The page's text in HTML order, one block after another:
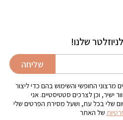
שלנו!
שליחה
החופשי והשימוש בהם כדי ליצור
ישיר, וכן לצרכים סטטיסטיים. אני
שלי בכל עת, ושעל מסירת הפרטים שלי
של האתר